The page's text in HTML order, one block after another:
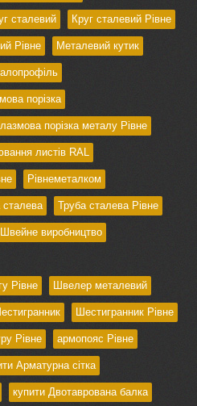
сталевий Круг сталевий Рівне
Рівне Металевий кутик
порізка
порізка металу Рівне
листів RAL
Рівнеметалком
сталева Труба сталева Рівне
Швейне виробництво
Рівне Швелер металевий
Шестигранник Рівне
Рівне армопояс Рівне
Арматурна сітка
купити Двотаврована балка